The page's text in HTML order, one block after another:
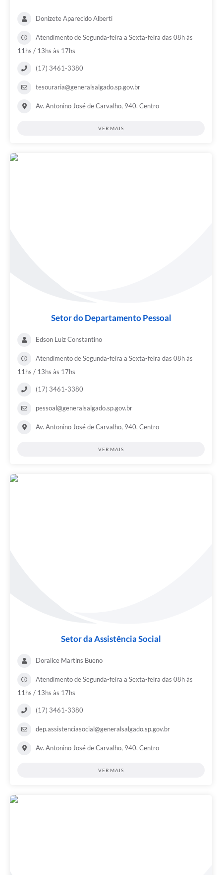
Donizete Aparecido Alberti
Atendimento de Segunda-feira a Sexta-feira das 08h às
11hs / 13hs às 17hs
(17) 3461-3380
tesouraria@generalsalgado.sp.gov.br
Av. Antonino José de Carvalho, 940, Centro
VER MAIS
Setor do Departamento Pessoal
Edson Luiz Constantino
Atendimento de Segunda-feira a Sexta-feira das 08h às
11hs / 13hs às 17hs
(17) 3461-3380
pessoal@generalsalgado.sp.gov.br
Av. Antonino José de Carvalho, 940, Centro
VER MAIS
Setor da Assistência Social
Doralice Martins Bueno
Atendimento de Segunda-feira a Sexta-feira das 08h às
11hs / 13hs às 17hs
(17) 3461-3380
dep.assistenciasocial@generalsalgado.sp.gov.br
Av. Antonino José de Carvalho, 940, Centro
VER MAIS